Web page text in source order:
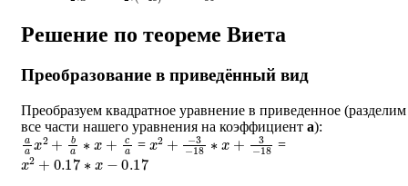
Решение по теореме Виета
Преобразование в приведённый вид
Преобразуем квадратное уравнение в приведенное (разделим
все части нашего уравнения на коэффициент a):
aax2+ba∗x+ca = x2+
−3−18∗x+3−18 =
x2 0.17∗ 0.17